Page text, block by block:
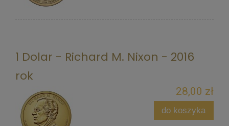
1 Dolar - Richard M. Nixon - 2016
rok
28,00 zł
do koszyka